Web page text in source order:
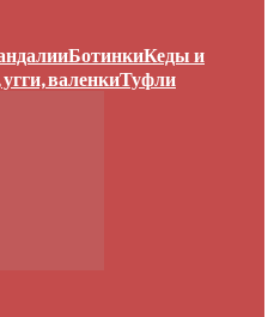
БотинкиКеды и
валенкиТуфли